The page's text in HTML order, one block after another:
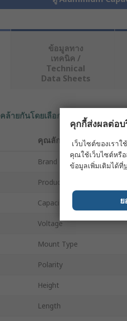
ข้อมูลทาง
เทคนิค /
Technical
Data Sheets
ายกันโดยเลือกคุณลักษณะอย่างน้อ
คุณลักษณะ
Brand
Product Type
Capacitance
Voltage
Mount Type
Polarity
Height
Length
คุกกี้ส่งผลต่อ
เว็บไซต์ของเรา
คุณใช้เว็บไซต์หรื
ข้อมูลเพิ่มเติมได้ที่